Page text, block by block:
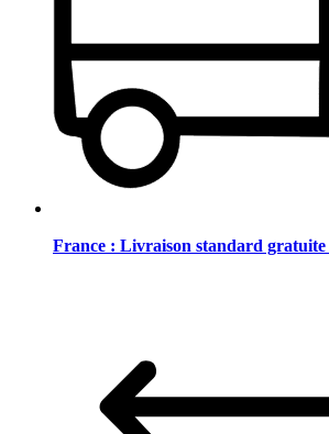
France : Livraison standard gratuite